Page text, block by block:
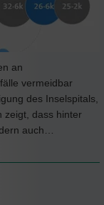
an
vermeidbar
des Inselspitals,
zeigt, dass hinter
auch…